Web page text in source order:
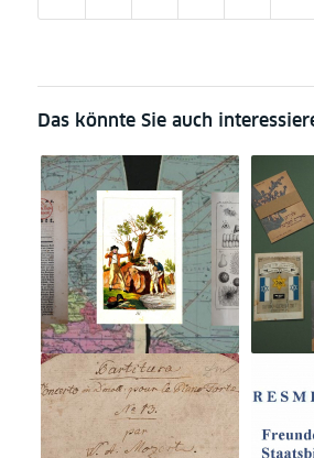
Das könnte Sie auch